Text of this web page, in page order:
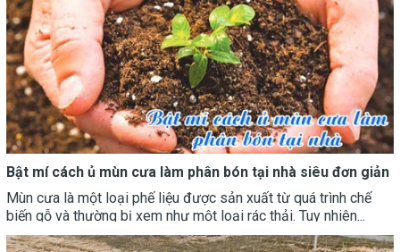
Bật mí cách ủ mùn cưa làm phân bón tại nhà siêu đơn giản
Mùn cưa là một loại phế liệu được sản xuất từ quá trình chế
biến gỗ và thường bị xem như một loại rác thải. Tuy nhiên...